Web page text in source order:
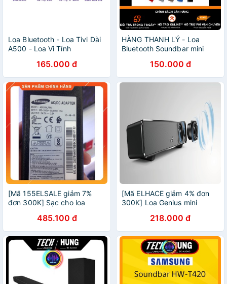
Loa Bluetooth - Loa Tivi Dài
A500 - Loa Vi Tính
Hỗ trợ USB/Thẻ Nhớ
165.000 đ
HÀNG THANH LÝ - Loa
Bluetooth Soundbar mini
150.000 đ
[Mã 155ELSALE giảm 7%
đơn 300K] Sạc cho loa
485.100 đ
[Mã ELHACE giảm 4% đơn
300K] Loa Genius mini
218.000 đ